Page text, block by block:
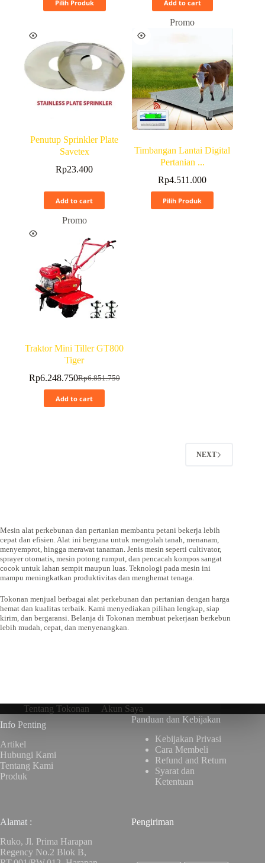
Pilih Produk Add to cart
Penutup Sprinkler Plate
Savetex
Rp23.400
Add to cart
Promo
Timbangan Lantai Digital
Pertanian ...
Rp4.511.000
Pilih Produk
Promo
Traktor Mini Tiller GT800
Tiger
Rp6.851.750
Rp6.248.750
Add to cart
NEXT
Mesin alat perkebunan dan pertanian membantu petani bekerja lebih
cepat dan efisien. Alat ini berguna untuk mengolah tanah, menanam,
menyemprot, hingga merawat tanaman. Jenis mesin seperti cultivator,
sprayer otomatis, mesin potong rumput, dan pencacah kompos sangat
cocok untuk lahan sempit maupun luas. Teknologi pada mesin ini
mampu meningkatkan produktivitas dan menghemat tenaga.
Tokonan menjual berbagai alat perkebunan dan pertanian dengan harga
hemat dan kualitas terbaik. Kami menyediakan pilihan lengkap, siap
kirim, dan bergaransi. Belanja di Tokonan membuat pekerjaan berkebun
lebih mudah, cepat, dan menyenangkan.
Tentang Tokonan
Akun Saya
Info Penting
Artikel
Hubungi Kami
Tentang Kami
Produk
Panduan dan Kebijakan
Kebijakan Privasi
Cara Membeli
Refund and Return
Syarat dan
Ketentuan
Alamat :
Ruko, Jl. Prima Harapan
Regency No.2 Blok B,
Pengiriman